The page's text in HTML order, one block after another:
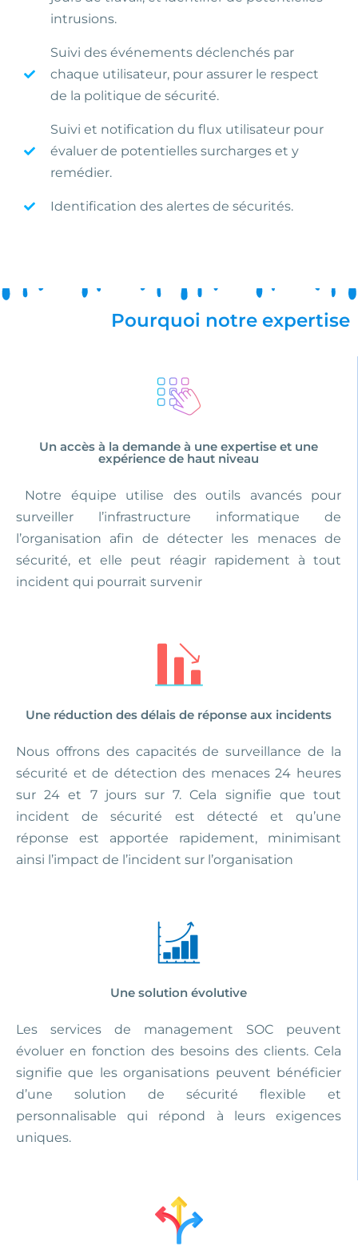
intrusions.
Suivi des événements déclenchés par
chaque utilisateur, pour assurer le respect
de la politique de sécurité.
Suivi et notification du flux utilisateur pour
évaluer de potentielles surcharges et y
remédier.
Identification des alertes de sécurités.
Pourquoi notre expertise
Un accès à la demande à une expertise et une
expérience de haut niveau
Notre équipe utilise des outils avancés pour
surveiller l’infrastructure informatique de
l’organisation afin de détecter les menaces de
sécurité, et elle peut réagir rapidement à tout
incident qui pourrait survenir
Une réduction des délais de réponse aux incidents
Nous offrons des capacités de surveillance de la
sécurité et de détection des menaces 24 heures
sur 24 et 7 jours sur 7. Cela signifie que tout
incident de sécurité est détecté et qu’une
réponse est apportée rapidement, minimisant
ainsi l’impact de l’incident sur l’organisation
Une solution évolutive
Les services de management SOC peuvent
évoluer en fonction des besoins des clients. Cela
signifie que les organisations peuvent bénéficier
d’une solution de sécurité flexible et
personnalisable qui répond à leurs exigences
uniques.